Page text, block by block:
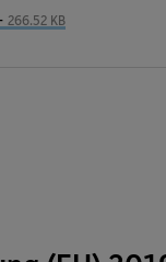
266.52 KB